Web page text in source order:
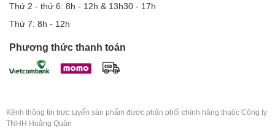
Thứ 2 - thứ 6: 8h - 12h & 13h30 - 17h
Thứ 7: 8h - 12h
Phương thức thanh toán
Kênh thông tin trực tuyến sản phẩm được phân phối chính hãng thuộc Công ty
TNHH Hoằng Quân